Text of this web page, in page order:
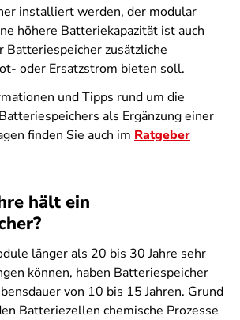
installiert werden, der modular
höhere Batteriekapazität ist auch
Batteriespeicher zusätzliche
oder Ersatzstrom bieten soll.
und Tipps rund um die
als Ergänzung einer
finden Sie auch im Ratgeber
hält ein
länger als 20 bis 30 Jahre sehr
können, haben Batteriespeicher
von 10 bis 15 Jahren. Grund
Batteriezellen chemische Prozesse